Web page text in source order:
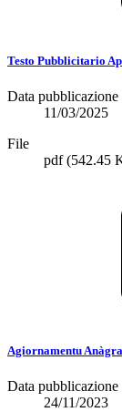
Testo Pubblicitario
Data pubblicazione
11/03/2025
File
pdf(542.45
Agiornamentu
Data pubblicazione
24/11/2023